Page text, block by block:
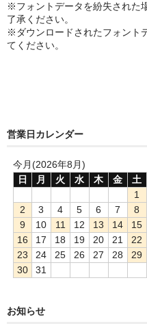
※フォントデータを紛失された
了承ください。
※ダウンロードされたフォント
てください。
営業日カレンダー
今月(2026年8月)
日
月 火 水 木 金
土
1
2
3 4 5 6 7
8
9
10 11 12 13 14
15
16
17 18 19 20 21
22
23
24 25 26 27 28
29
30
31
お知らせ